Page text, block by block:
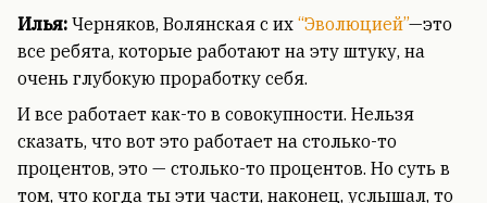
Илья: Черняков, Волянская с их “Эволюцией”—это
все ребята, которые работают на эту штуку, на
очень глубокую проработку себя.
И все работает как-то в совокупности. Нельзя
сказать, что вот это работает на столько-то
процентов, это — столько-то процентов. Но суть в
том, что когда ты эти части, наконец, услышал, то